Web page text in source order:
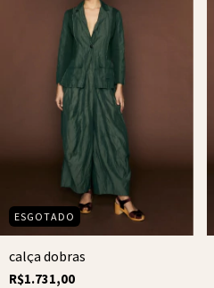
ESGOTADO
calça dobras
R$1.731,00